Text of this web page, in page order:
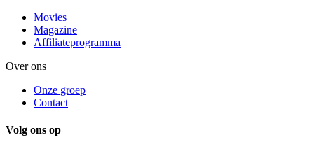
Movies
Magazine
Affiliateprogramma
Over ons
Onze groep
Contact
Volg ons op